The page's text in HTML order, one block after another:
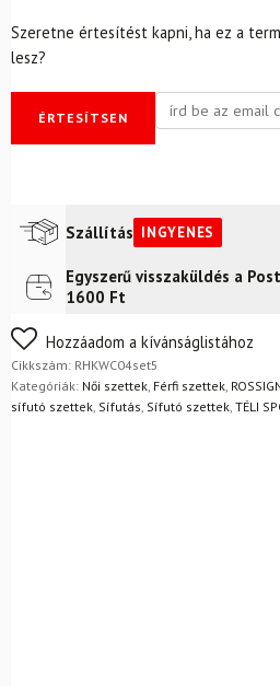
Szeretne értesítést kapni, ha ez a
lesz?
ÉRTESÍTSEN
Szállítás INGYENES
Futár a címreIngyenes
Egyszerű visszaküldés a
1600 Ft
Nem biztos a választásában?
egyszerűen visszaküldheti 14
Mik a visszaküldés feltételei?
Hozzáadom a kívánságlistához
Cikkszám: RHKWC04set5
Kategóriák: Női szettek, Férfi szettek,
sífutó szettek, Sífutás, Sífutó szettek, TÉLI